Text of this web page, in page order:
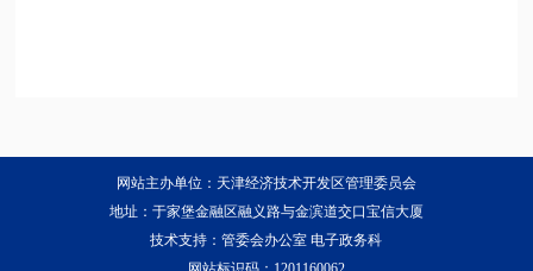
网站主办单位：天津经济技术开发区管理委员会
地址：于家堡金融区融义路与金滨道交口宝信大厦
技术支持：管委会办公室 电子政务科